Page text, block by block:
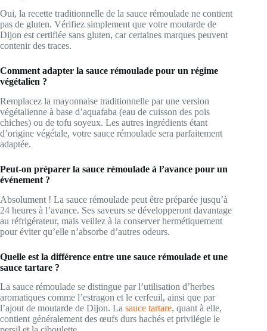
Oui, la recette traditionnelle de la sauce rémoulade ne contient
pas de gluten. Vérifiez simplement que votre moutarde de
Dijon est certifiée sans gluten, car certaines marques peuvent
contenir des traces.
Comment adapter la sauce rémoulade pour un régime
végétalien ?
Remplacez la mayonnaise traditionnelle par une version
végétalienne à base d’aquafaba (eau de cuisson des pois
chiches) ou de tofu soyeux. Les autres ingrédients étant
d’origine végétale, votre sauce rémoulade sera parfaitement
adaptée.
Peut-on préparer la sauce rémoulade à l’avance pour un
événement ?
Absolument ! La sauce rémoulade peut être préparée jusqu’à
24 heures à l’avance. Ses saveurs se développeront davantage
au réfrigérateur, mais veillez à la conserver hermétiquement
pour éviter qu’elle n’absorbe d’autres odeurs.
Quelle est la différence entre une sauce rémoulade et une
sauce tartare ?
La sauce rémoulade se distingue par l’utilisation d’herbes
aromatiques comme l’estragon et le cerfeuil, ainsi que par
l’ajout de moutarde de Dijon. La sauce tartare, quant à elle,
contient généralement des œufs durs hachés et privilégie le